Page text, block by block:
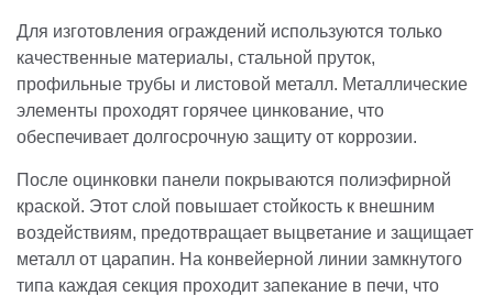
Для изготовления ограждений используются только
качественные материалы, стальной пруток,
профильные трубы и листовой металл. Металлические
элементы проходят горячее цинкование, что
обеспечивает долгосрочную защиту от коррозии.
После оцинковки панели покрываются полиэфирной
краской. Этот слой повышает стойкость к внешним
воздействиям, предотвращает выцветание и защищает
металл от царапин. На конвейерной линии замкнутого
типа каждая секция проходит запекание в печи, что